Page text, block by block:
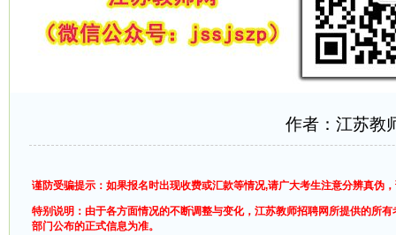
作者：江苏
谨防受骗提示：如果报名时出现收费或汇款等情况,请广大考生注意分辨真伪
特别说明：由于各方面情况的不断调整与变化，江苏教师招聘网所提供的所
部门公布的正式信息为准。